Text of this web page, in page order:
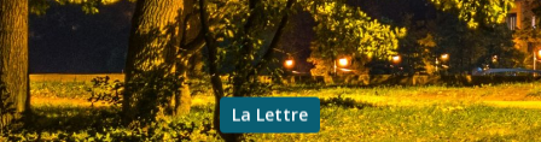
La Lettre